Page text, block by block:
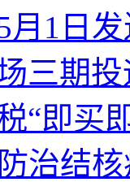
月1日
三期
“即买
治结